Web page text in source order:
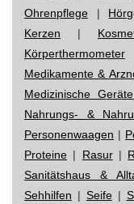
Ohrenpflege |
Kerzen |
Körperthermometer
Medikamente &
Medizinische
Nahrungs- &
Personenwaagen |
Proteine | Rasur|
Sanitätshaus &
Sehhilfen | Seife|